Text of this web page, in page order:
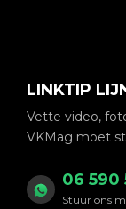
LINKTIP
Vette video,
VKMag moet
06 590
Stuur ons